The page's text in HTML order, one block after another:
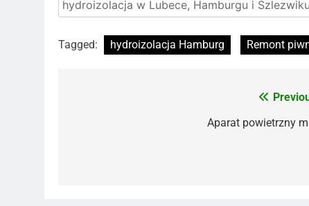
Tagged: hydroizolacja Hamburg Remont
Aparat powietrzny